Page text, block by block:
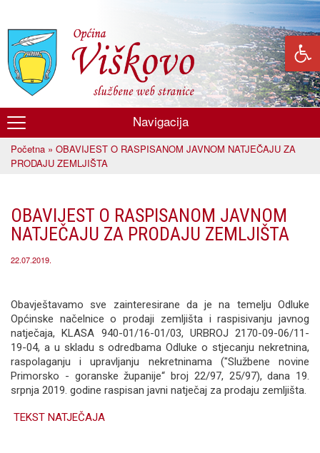
glavni
sadržaj
Općina
Viškovo
Navigacija
Vi ste ovdje
Početna » OBAVIJEST O RASPISANOM JAVNOM NATJEČAJU ZA
PRODAJU ZEMLJIŠTA
OBAVIJEST O RASPISANOM JAVNOM
NATJEČAJU ZA PRODAJU ZEMLJIŠTA
22.07.2019.
Obavještavamo sve zainteresirane da je na temelju Odluke
Općinske načelnice o prodaji zemljišta i raspisivanju javnog
natječaja, KLASA 940-01/16-01/03, URBROJ 2170-09-06/11-
19-04, a u skladu s odredbama Odluke o stjecanju nekretnina,
raspolaganju i upravljanju nekretninama ("Službene novine
Primorsko - goranske županije“ broj 22/97, 25/97), dana 19.
srpnja 2019. godine raspisan javni natječaj za prodaju zemljišta.
TEKST NATJEČAJA